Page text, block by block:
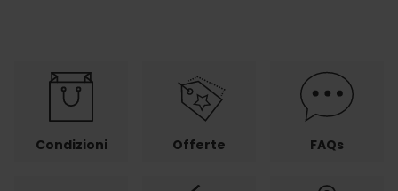
Condizioni Offerte FAQs